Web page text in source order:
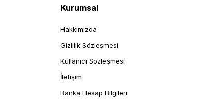
Kurumsal
Hakkımızda
Gizlilik Sözleşmesi
Kullanıcı Sözleşmesi
İletişim
Banka Hesap Bilgileri